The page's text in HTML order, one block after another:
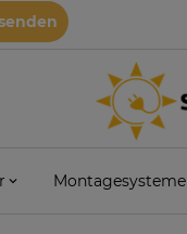
Montagesysteme